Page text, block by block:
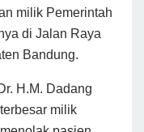
milik Pemerintah
di Jalan Raya
Bandung.
H.M. Dadang
milik